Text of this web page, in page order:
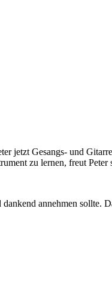
jetzt Gesangs- und
zu lernen, freut Peter
annehmen